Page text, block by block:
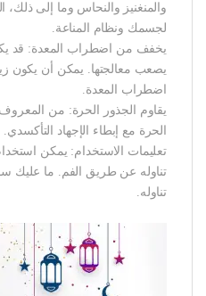
والمنغنيز والنحاس وما إلى ذلك،
لجسمك ونظام المناعة.
يخفف من اضطراب المعدة: قد
يصعب معالجتها. يمكن أن يكون
اضطراب المعدة.
يقاوم الجذور الحرة: من
الحرة مع إبطاء الإجهاد التأكسدي.
تعليمات الاستخدام: يمكن
تناوله عن طريق الفم. ما عليك
تناوله.